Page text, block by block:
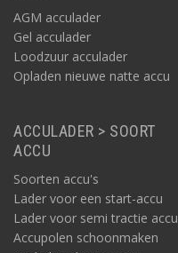
AGM acculader
Gel acculader
Loodzuur acculader
Opladen nieuwe natte accu
ACCULADER > SOORT
ACCU
Soorten accu's
Lader voor een start-accu
Lader voor semi tractie accu
Accupolen schoonmaken